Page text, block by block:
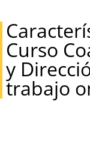
Curso
y
trabajo